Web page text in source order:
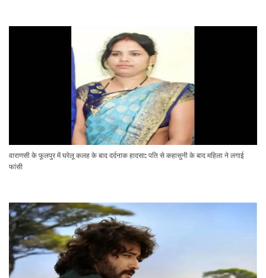
वाराणसी के फूलपुर में घरेलू कलह के बाद दर्दनाक हादसा: पति से कहासुनी के बाद महिला ने लगाई
फांसी